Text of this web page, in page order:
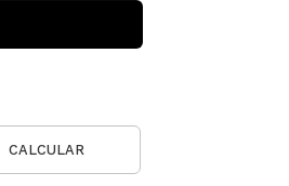
CALCULAR